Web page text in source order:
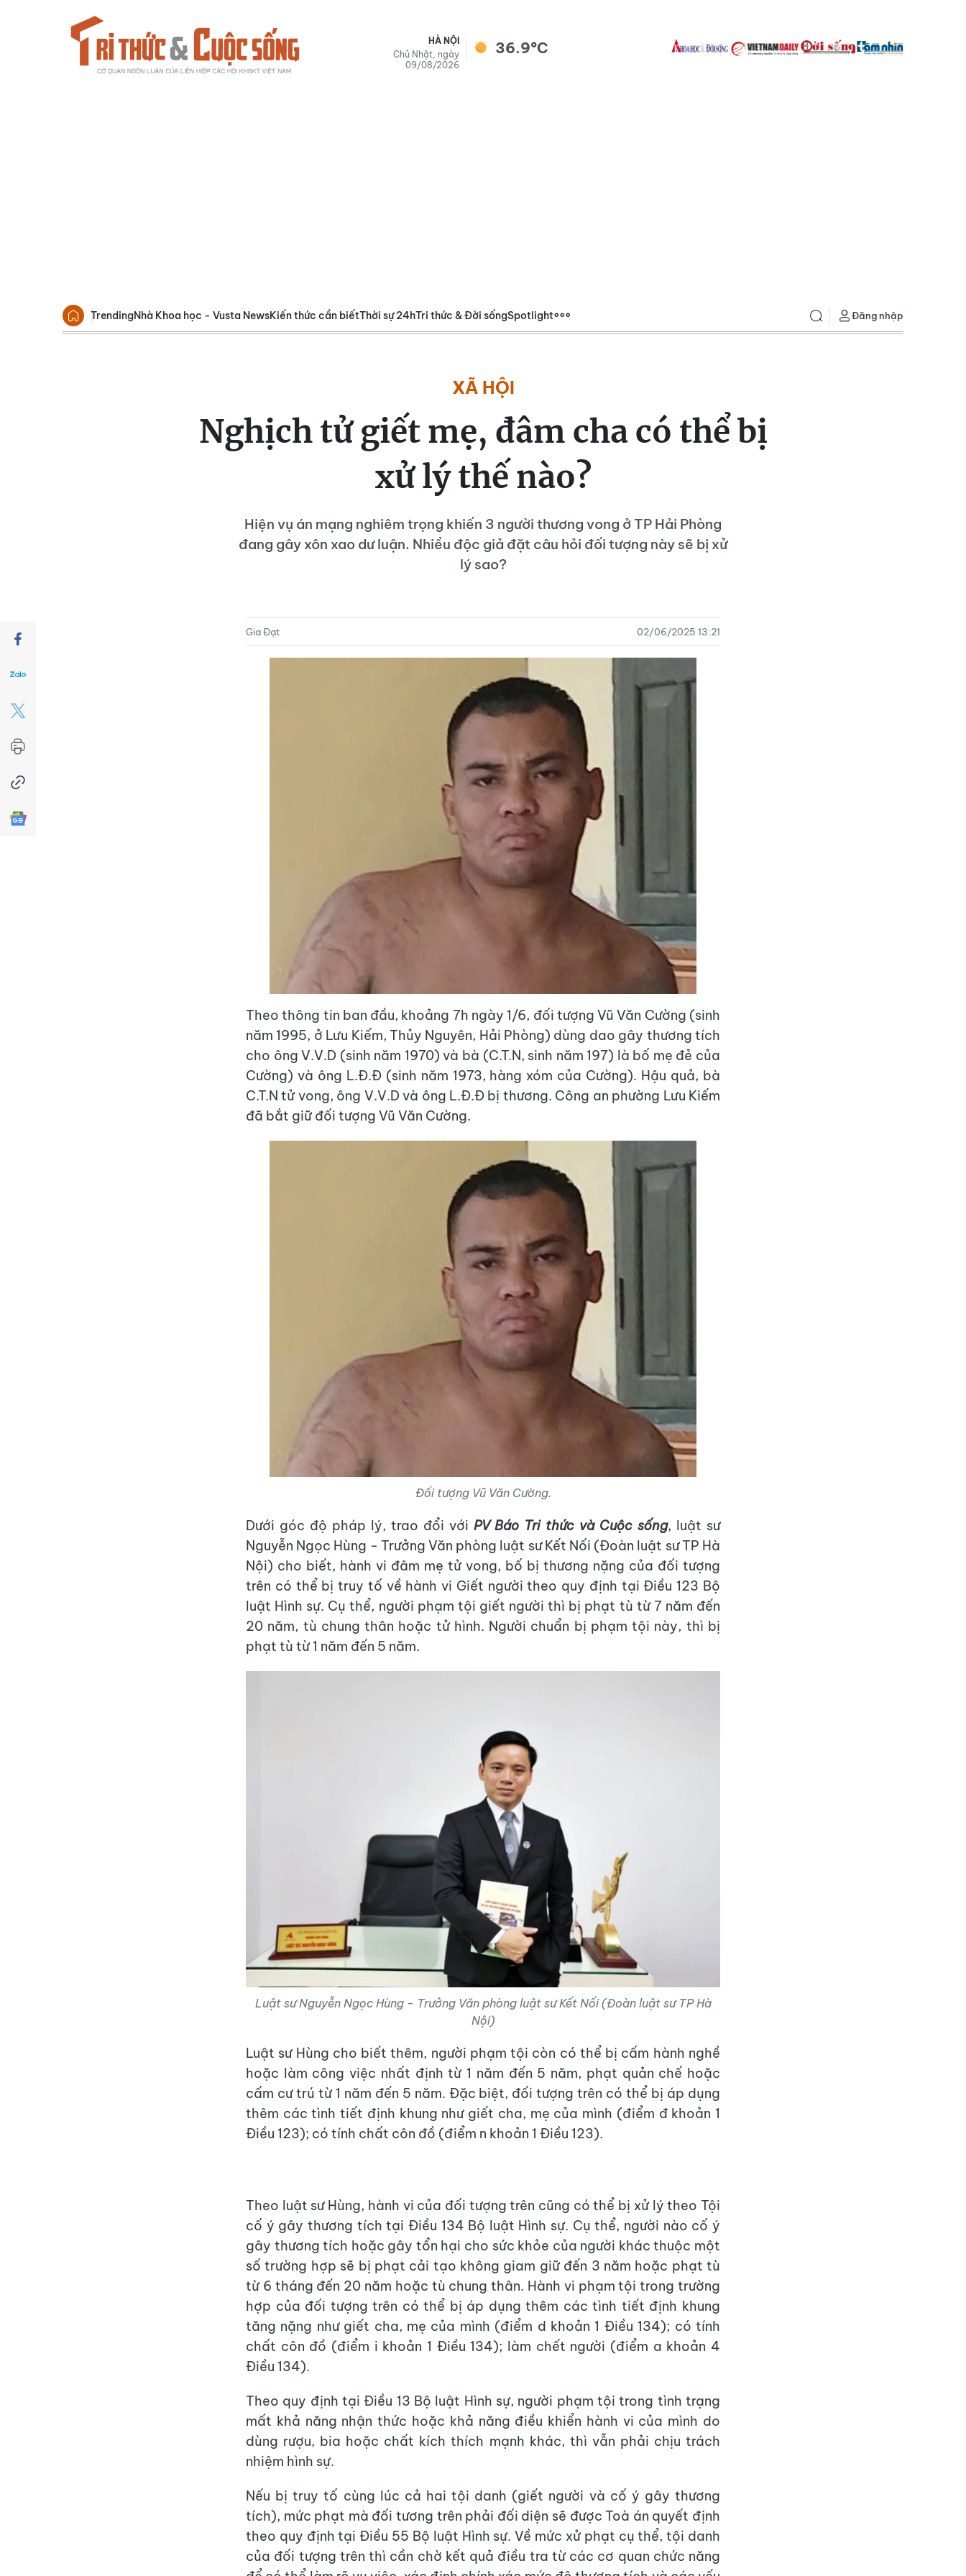
HÀ NỘI
Chủ Nhật, ngày
09/08/2026
36.9°C
TrendingNhà Khoa học - Vusta NewsKiến thức cần biếtThời sự 24hTri thức & Đời sốngSpotlight Đăng nhập
XÃ HỘI
Nghịch tử giết mẹ, đâm cha có thể bị
xử lý thế nào?
Hiện vụ án mạng nghiêm trọng khiến 3 người thương vong ở TP Hải Phòng
đang gây xôn xao dư luận. Nhiều độc giả đặt câu hỏi đối tượng này sẽ bị xử
lý sao?
Gia Đạt 02/06/2025 13:21
Theo thông tin ban đầu, khoảng 7h ngày 1/6, đối tượng Vũ Văn Cường (sinh
năm 1995, ở Lưu Kiếm, Thủy Nguyên, Hải Phòng) dùng dao gây thương tích
cho ông V.V.D (sinh năm 1970) và bà (C.T.N, sinh năm 197) là bố mẹ đẻ của
Cường) và ông L.Đ.Đ (sinh năm 1973, hàng xóm của Cường). Hậu quả, bà
C.T.N tử vong, ông V.V.D và ông L.Đ.Đ bị thương. Công an phường Lưu Kiếm
đã bắt giữ đối tượng Vũ Văn Cường.
Đối tượng Vũ Văn Cường.
Dưới góc độ pháp lý, trao đổi với PV Báo Tri thức và Cuộc sống, luật sư
Nguyễn Ngọc Hùng - Trưởng Văn phòng luật sư Kết Nối (Đoàn luật sư TP Hà
Nội) cho biết, hành vi đâm mẹ tử vong, bố bị thương nặng của đối tượng
trên có thể bị truy tố về hành vi Giết người theo quy định tại Điều 123 Bộ
luật Hình sự. Cụ thể, người phạm tội giết người thì bị phạt tù từ 7 năm đến
20 năm, tù chung thân hoặc tử hình. Người chuẩn bị phạm tội này, thì bị
phạt tù từ 1 năm đến 5 năm.
Luật sư Nguyễn Ngọc Hùng - Trưởng Văn phòng luật sư Kết Nối (Đoàn luật sư TP Hà
Nội)
Luật sư Hùng cho biết thêm, người phạm tội còn có thể bị cấm hành nghề
hoặc làm công việc nhất định từ 1 năm đến 5 năm, phạt quản chế hoặc
cấm cư trú từ 1 năm đến 5 năm. Đặc biệt, đối tượng trên có thể bị áp dụng
thêm các tình tiết định khung như giết cha, mẹ của mình (điểm đ khoản 1
Điều 123); có tính chất côn đồ (điểm n khoản 1 Điều 123).
Theo luật sư Hùng, hành vi của đối tượng trên cũng có thể bị xử lý theo Tội
cố ý gây thương tích tại Điều 134 Bộ luật Hình sự. Cụ thể, người nào cố ý
gây thương tích hoặc gây tổn hại cho sức khỏe của người khác thuộc một
số trường hợp sẽ bị phạt cải tạo không giam giữ đến 3 năm hoặc phạt tù
từ 6 tháng đến 20 năm hoặc tù chung thân. Hành vi phạm tội trong trường
hợp của đối tượng trên có thể bị áp dụng thêm các tình tiết định khung
tăng nặng như giết cha, mẹ của mình (điểm d khoản 1 Điều 134); có tính
chất côn đồ (điểm i khoản 1 Điều 134); làm chết người (điểm a khoản 4
Điều 134).
Theo quy định tại Điều 13 Bộ luật Hình sự, người phạm tội trong tình trạng
mất khả năng nhận thức hoặc khả năng điều khiển hành vi của mình do
dùng rượu, bia hoặc chất kích thích mạnh khác, thì vẫn phải chịu trách
nhiệm hình sự.
Nếu bị truy tố cùng lúc cả hai tội danh (giết người và cố ý gây thương
tích), mức phạt mà đối tương trên phải đối diện sẽ được Toà án quyết định
theo quy định tại Điều 55 Bộ luật Hình sự. Về mức xử phạt cụ thể, tội danh
của đối tượng trên thì cần chờ kết quả điều tra từ các cơ quan chức năng